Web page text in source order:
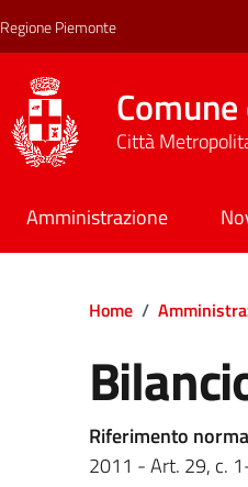
Regione Piemonte
Città
Amministrazione
Home /
Riferimento
2011 - Art. 29, c.